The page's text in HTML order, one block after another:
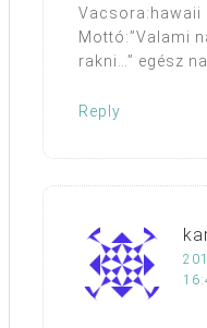
Mottó:”Valami
rakni…” egész
Reply